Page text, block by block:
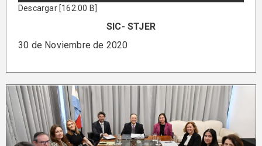
Descargar [162.00 B]
SIC- STJER
30 de Noviembre de 2020